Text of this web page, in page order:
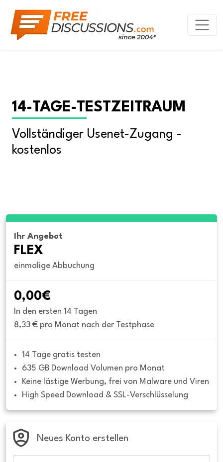
14-TAGE-TESTZEITRAUM
Vollständiger Usenet-Zugang -
kostenlos
Ihr Angebot
FLEX
einmalige Abbuchung
0,00€
In den ersten 14 Tagen
8,33 € pro Monat nach der Testphase
14 Tage gratis testen
635 GB Download Volumen pro Monat
Keine lästige Werbung, frei von Malware und Viren
High Speed Download & SSL-Verschlüsselung
Neues Konto erstellen